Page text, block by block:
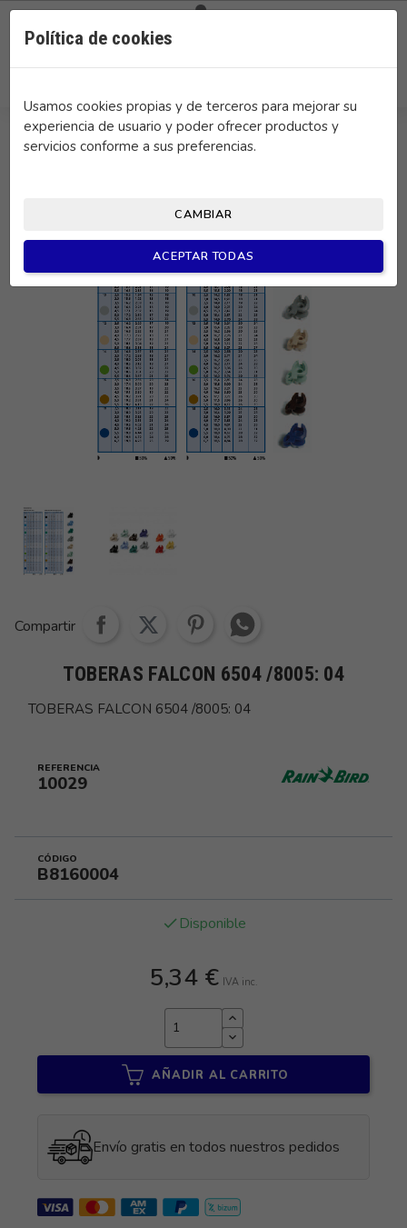
Política de cookies
Usamos cookies propias y de terceros para mejorar su
experiencia de usuario y poder ofrecer productos y
servicios conforme a sus preferencias.
CAMBIAR
ACEPTAR TODAS
Compartir
TOBERAS FALCON 6504 /8005: 04
TOBERAS FALCON 6504 /8005: 04
REFERENCIA
10029
CÓDIGO
B8160004
done Disponible
5,34 € IVA inc.
AÑADIR AL CARRITO
Envío gratis en todos nuestros pedidos